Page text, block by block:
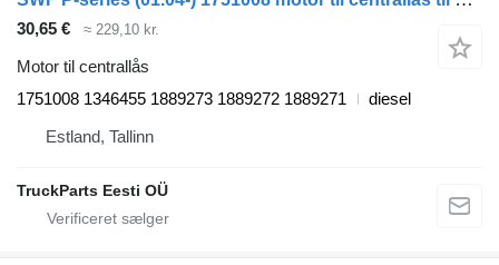
30,65 € ≈ 229,10 kr.
Motor til centrallås
1751008 1346455 1889273 1889272 1889271
diesel
Estland, Tallinn
TruckParts Eesti OÜ